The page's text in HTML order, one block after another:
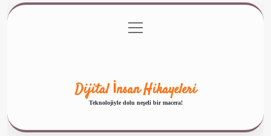
Gizlilik Politikası
menüyü
aç
Dijital İnsan Hikayeleri
Teknolojiyle dolu neşeli bir macera!